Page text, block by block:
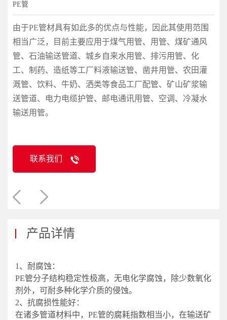
PE管
由于PE管材具有如此多的优点与性能，因此其使用范围
相当广泛，目前主要应用于煤气用管、用管、煤矿通风
管、石油输送管道、城乡自来水用管、排污用管、化
工、制药、造纸等工厂料液输送管、凿井用管、农田灌
溉管、饮料、牛奶、洒类等食品工厂配管、矿山矿浆输
送管道、电力电缆护管、邮电通讯用管、空调、冷凝水
输送用管。
联系我们
产品详情
1、耐腐蚀：
PE管分子结构稳定性极高，无电化学腐蚀，除少数氧化
剂外，可耐多种化学介质的侵蚀。
2、抗腐损性能好：
在诸多管道材料中，PE管的腐耗指数相当小，在输送矿